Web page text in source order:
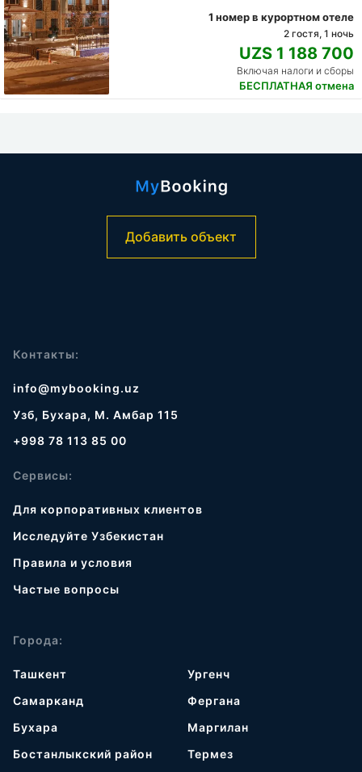
1 номер в курортном отеле
2 гостя, 1 ночь
UZS 1 188 700
Включая налоги и сборы
БЕСПЛАТНАЯ отмена
Добавить объект
Контакты:
info@mybooking.uz
Узб, Бухара, М. Амбар 115
+998 78 113 85 00
Сервисы:
Для корпоративных клиентов
Исследуйте Узбекистан
Правила и условия
Частые вопросы
Города:
Ташкент
Самарканд
Бухара
Бостанлыкский район
Ургенч
Фергана
Маргилан
Термез